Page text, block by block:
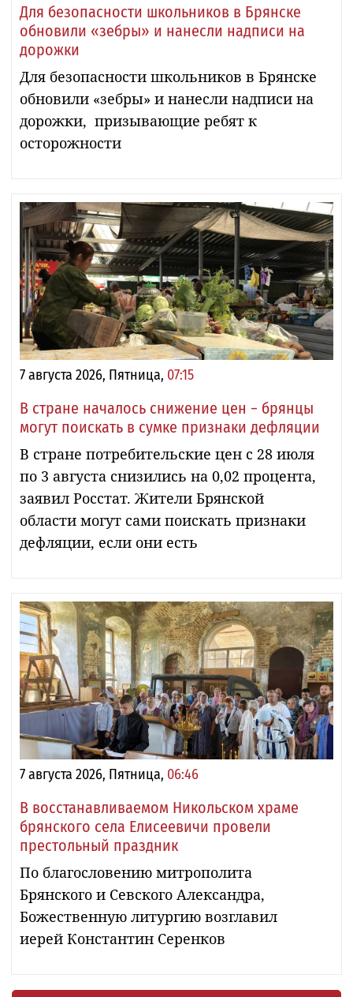
Для безопасности школьников в Брянске
обновили «зебры» и нанесли надписи на
дорожки
Для безопасности школьников в Брянске
обновили «зебры» и нанесли надписи на
дорожки, призывающие ребят к
осторожности
7 августа 2026, Пятница, 07:15
В стране началось снижение цен − брянцы
могут поискать в сумке признаки дефляции
В стране потребительские цен с 28 июля
по 3 августа снизились на 0,02 процента,
заявил Росстат. Жители Брянской
области могут сами поискать признаки
дефляции, если они есть
7 августа 2026, Пятница, 06:46
В восстанавливаемом Никольском храме
брянского села Елисеевичи провели
престольный праздник
По благословению митрополита
Брянского и Севского Александра,
Божественную литургию возглавил
иерей Константин Серенков